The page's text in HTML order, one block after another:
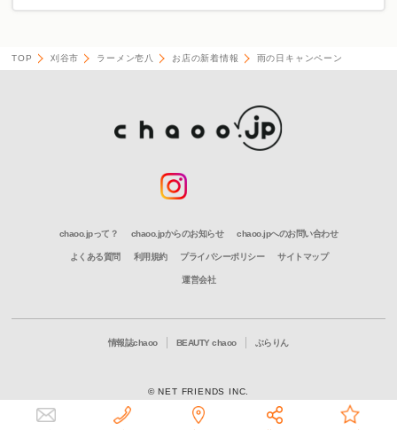
TOP 刈谷市 ラーメン壱八 お店の新着情報 雨の日キャンペーン
chaoo.jpって？ chaoo.jpからのお知らせ chaoo.jpへのお問い合わせ
よくある質問 利用規約 プライバシーポリシー サイトマップ
運営会社
情報誌chaoo BEAUTY chaoo ぶらりん
© NET FRIENDS INC.